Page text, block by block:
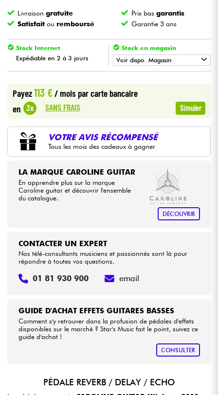
Vents
Violons & Quatuor
Eveil Musical
Câbles & Access.
Packs
Voir nos marques
Livraisongratuite Prix basgarantis
Satisfait ou remboursé Garantie 3 ans
Stock Internet
Expédiable en 2 à 3 jours
Stock en magasin
Voir dispo. Magasin
Payez113 €/ mois par carte bancaire
en 3x SANS FRAIS Simuler
VOTRE AVIS RÉCOMPENSÉ
Tous les mois des cadeaux à gagner
LA MARQUE CAROLINE GUITAR
En apprendre plus sur la marque
Caroline guitar et découvrir l'ensemble
du catalogue.
DÉCOUVRIR
GUIDE D'ACHAT EFFETS GUITARES BASSES
Comment s'y retrouver dans la profusion de pédales d'effets
disponibles sur le marché ? Star's Music fait le point, suivez ce
guide d'achat !
CONSULTER
CONTACTER UN EXPERT
Nos télé-consultants musiciens et passionnés sont là pour
répondre à toutes vos questions.
01 81 930 900 email
PÉDALE REVERB / DELAY / ECHO